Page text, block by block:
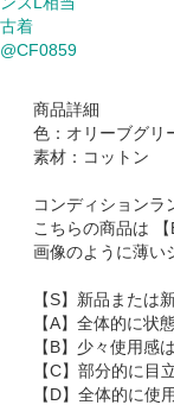
商品詳細
色：オリーブグリ
素材：コットン
コンディションラ
こちらの商品は 【
画像のように薄い
【S】新品または
【A】全体的に状
【B】少々使用感
【C】部分的に目
【D】全体的に使